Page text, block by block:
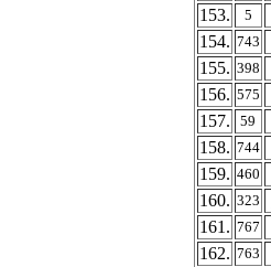
153.
5
154. 743
155. 398
156. 575
157.
59
158. 744
159. 460
160. 323
161. 767
162. 763